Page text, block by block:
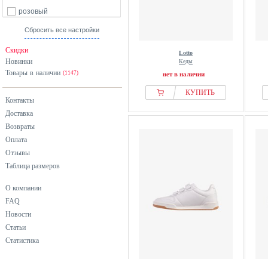
розовый
серебристый
фиолетовый
черный
Сбросить все настройки
Скидки
Новинки
Товары в наличии (1147)
Контакты
Доставка
Возвраты
Оплата
Отзывы
Таблица размеров
О компании
FAQ
Новости
Статьи
Статистика
Lotto
Кеды
нет в наличии
КУПИТЬ